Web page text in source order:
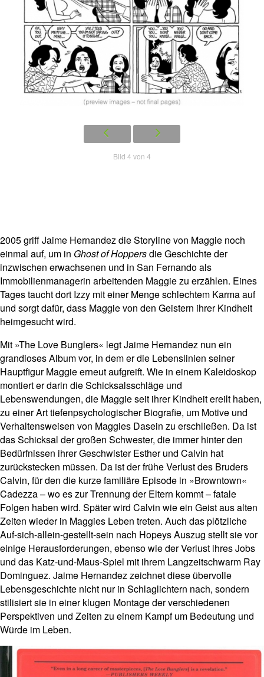
Bild 4 von 4
2005 griff Jaime Hernandez die Storyline von Maggie noch
einmal auf, um in Ghost of Hoppersdie Geschichte der
inzwischen erwachsenen und in San Fernando als
Immobilienmanagerin arbeitenden Maggie zu erzählen. Eines
Tages taucht dort Izzy mit einer Menge schlechtem Karma auf
und sorgt dafür, dass Maggie von den Geistern ihrer Kindheit
heimgesucht wird.
Mit »The Love Bunglers« legt Jaime Hernandez nun ein
grandioses Album vor, in dem er die Lebenslinien seiner
Hauptfigur Maggie erneut aufgreift. Wie in einem Kaleidoskop
montiert er darin die Schicksalsschläge und
Lebenswendungen, die Maggie seit ihrer Kindheit ereilt haben,
zu einer Art tiefenpsychologischer Biografie, um Motive und
Verhaltensweisen von Maggies Dasein zu erschließen. Da ist
das Schicksal der großen Schwester, die immer hinter den
Bedürfnissen ihrer Geschwister Esther und Calvin hat
zurückstecken müssen. Da ist der frühe Verlust des Bruders
Calvin, für den die kurze familiäre Episode in »Browntown«
Cadezza – wo es zur Trennung der Eltern kommt – fatale
Folgen haben wird. Später wird Calvin wie ein Geist aus alten
Zeiten wieder in Maggies Leben treten. Auch das plötzliche
Auf-sich-allein-gestellt-sein nach Hopeys Auszug stellt sie vor
einige Herausforderungen, ebenso wie der Verlust ihres Jobs
und das Katz-und-Maus-Spiel mit ihrem Langzeitschwarm Ray
Dominguez. Jaime Hernandez zeichnet diese übervolle
Lebensgeschichte nicht nur in Schlaglichtern nach, sondern
stilisiert sie in einer klugen Montage der verschiedenen
Perspektiven und Zeiten zu einem Kampf um Bedeutung und
Würde im Leben.